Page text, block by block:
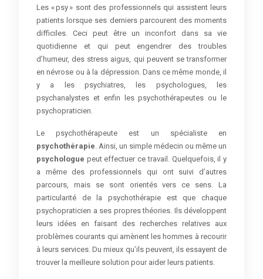
Les « psy » sont des professionnels qui assistent leurs
patients lorsque ses derniers parcourent des moments
difficiles. Ceci peut être un inconfort dans sa vie
quotidienne et qui peut engendrer des troubles
d’humeur, des stress aigus, qui peuvent se transformer
en névrose ou à la dépression. Dans ce même monde, il
y a les psychiatres, les psychologues, les
psychanalystes et enfin les psychothérapeutes ou le
psychopraticien.
Le psychothérapeute est un spécialiste en
psychothérapie . Ainsi, un simple médecin ou même un
psychologue peut effectuer ce travail. Quelquefois, il y
a même des professionnels qui ont suivi d’autres
parcours, mais se sont orientés vers ce sens. La
particularité de la psychothérapie est que chaque
psychopraticien a ses propres théories. Ils développent
leurs idées en faisant des recherches relatives aux
problèmes courants qui amènent les hommes à recourir
à leurs services. Du mieux qu’ils peuvent, ils essayent de
trouver la meilleure solution pour aider leurs patients.